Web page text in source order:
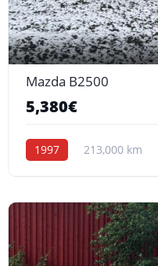
Mazda B2500
5,380€
1997 213,000 km